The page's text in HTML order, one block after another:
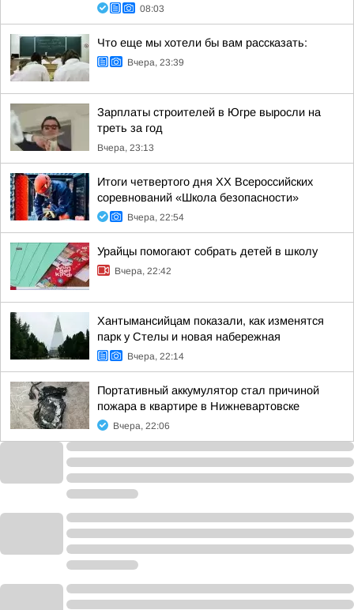
08:03
Что еще мы хотели бы вам рассказать:
Вчера, 23:39
Зарплаты строителей в Югре выросли на
треть за год
Вчера, 23:13
Итоги четвертого дня XX Всероссийских
соревнований «Школа безопасности»
Вчера, 22:54
Урайцы помогают собрать детей в школу
Вчера, 22:42
Хантымансийцам показали, как изменятся
парк у Стелы и новая набережная
Вчера, 22:14
Портативный аккумулятор стал причиной
пожара в квартире в Нижневартовске
Вчера, 22:06